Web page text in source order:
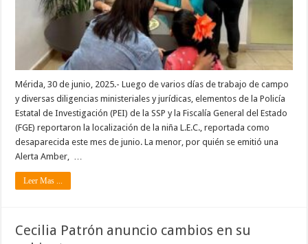
Mérida, 30 de junio, 2025.- Luego de varios días de trabajo de campo
y diversas diligencias ministeriales y jurídicas, elementos de la Policía
Estatal de Investigación (PEI) de la SSP y la Fiscalía General del Estado
(FGE) reportaron la localización de la niña L.E.C., reportada como
desaparecida este mes de junio. La menor, por quién se emitió una
Alerta Amber, …
Leer Mas ...
Cecilia Patrón anuncio cambios en su